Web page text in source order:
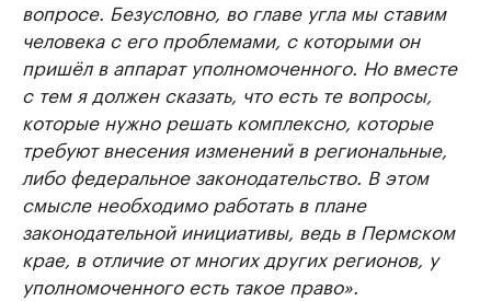
вопросе. Безусловно, во главе угла мы ставим
человека с его проблемами, с которыми он
пришёл в аппарат уполномоченного. Но вместе
с тем я должен сказать, что есть те вопросы,
которые нужно решать комплексно, которые
требуют внесения изменений в региональные,
либо федеральное законодательство. В этом
смысле необходимо работать в плане
законодательной инициативы, ведь в Пермском
крае, в отличие от многих других регионов, у
уполномоченного есть такое право».